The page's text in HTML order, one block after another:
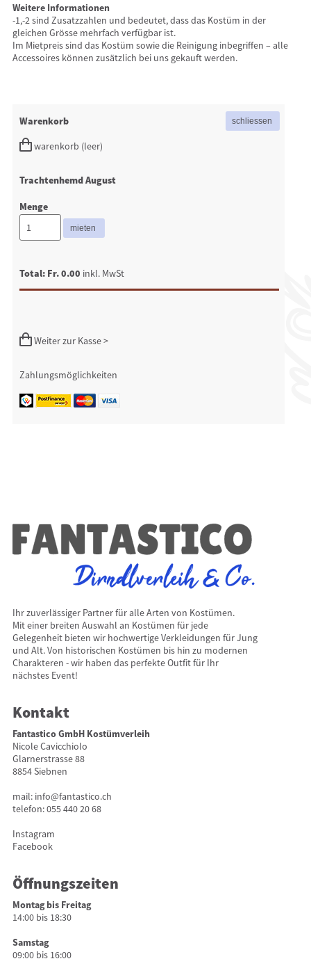
Weitere Informationen
-1,-2 sind Zusatzzahlen und bedeutet, dass das Kostüm in der
gleichen Grösse mehrfach verfügbar ist.
Im Mietpreis sind das Kostüm sowie die Reinigung inbegriffen – alle
Accessoires können zusätzlich bei uns gekauft werden.
Warenkorb
warenkorb (leer)
Trachtenhemd August
Menge
Total: Fr. 0.00 inkl. MwSt
Weiter zur Kasse >
Zahlungsmöglichkeiten
Ihr zuverlässiger Partner für alle Arten von Kostümen.
Mit einer breiten Auswahl an Kostümen für jede
Gelegenheit bieten wir hochwertige Verkleidungen für Jung
und Alt. Von historischen Kostümen bis hin zu modernen
Charakteren - wir haben das perfekte Outfit für Ihr
nächstes Event!
Kontakt
Fantastico GmbH Kostümverleih
Nicole Cavicchiolo
Glarnerstrasse 88
8854 Siebnen
mail: info@fantastico.ch
telefon:055 440 20 68
Instagram
Facebook
Öffnungszeiten
Montag bis Freitag
14:00 bis 18:30
Samstag
09:00 bis 16:00